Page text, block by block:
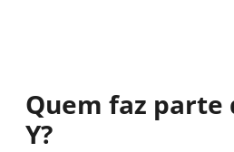
Quem faz parte
Y?